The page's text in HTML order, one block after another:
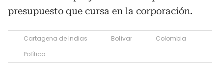
presupuesto que cursa en la corporación.
Cartagena de Indias Bolívar
Colombia
Política